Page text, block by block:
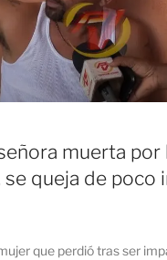
muerta por
se queja de poco
que perdió tras ser